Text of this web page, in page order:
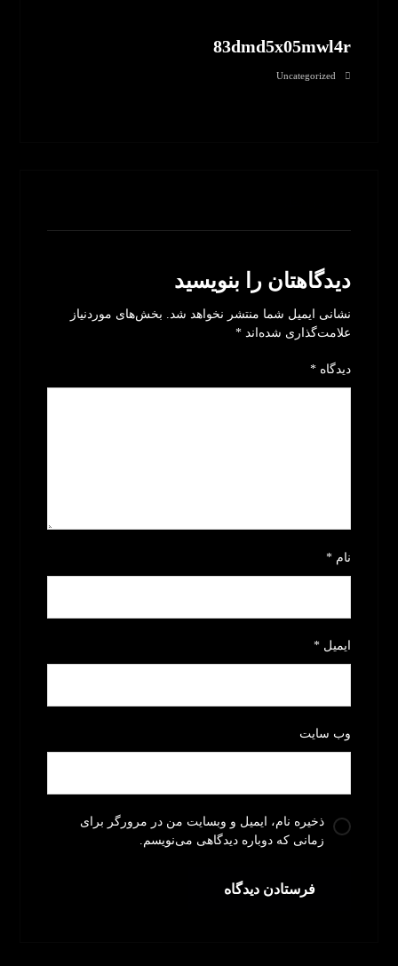
83dmd5x05mwl4r
Uncategorized
دیدگاهتان را بنویسید
نشانی ایمیل شما منتشر نخواهد شد. بخش‌های موردنیاز
علامت‌گذاری شده‌اند*
دیدگاه*
نام*
ایمیل*
وب‌ سایت
ذخیره نام، ایمیل و وبسایت من در مرورگر برای
زمانی که دوباره دیدگاهی می‌نویسم.